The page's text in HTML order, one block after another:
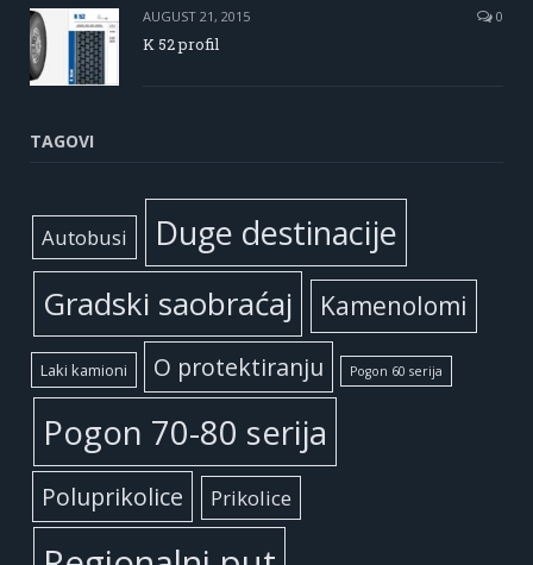
AUGUST 21, 2015 0
K 52 profil
TAGOVI
Autobusi Duge destinacije
Gradski saobraćaj Kamenolomi
Laki kamioni O protektiranju Pogon 60 serija
Pogon 70-80 serija
Poluprikolice Prikolice